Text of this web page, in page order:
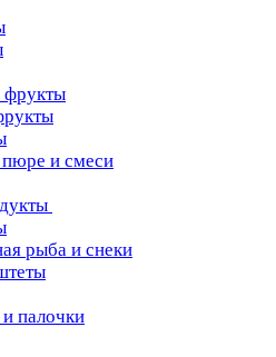
и смеси
рыба и снеки
палочки